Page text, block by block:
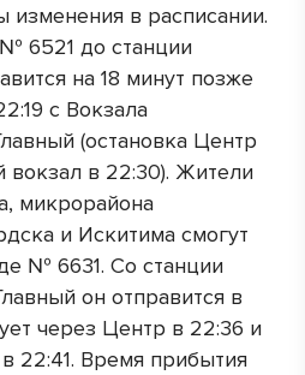
изменения в расписании.
6521 до станции
на 18 минут позже
с Вокзала
(остановка Центр
вокзал в 22:30). Жители
микрорайона
и Искитима смогут
№ 6631. Со станции
он отправится в
через Центр в 22:36 и
22:41. Время прибытия